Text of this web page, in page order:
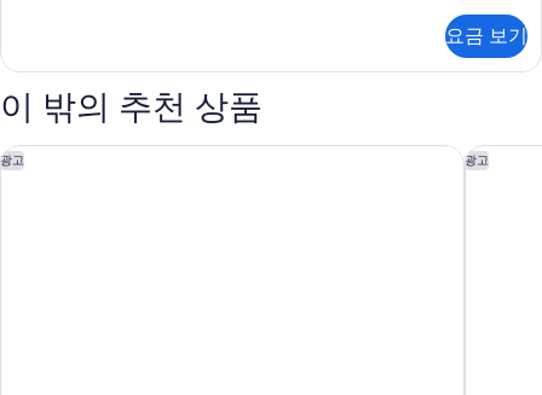
히
기
요금 보기
이 밖의 추천 상품
광고
마카티 샹그릴라, 마닐라 광고
애드미